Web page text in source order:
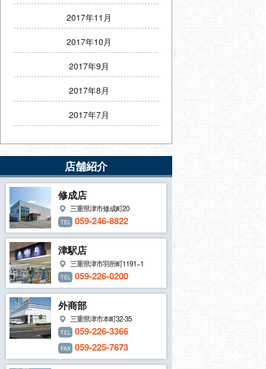
2017年11月
2017年10月
2017年9月
2017年8月
2017年7月
店舗紹介
修成店
三重県津市修成町20
TEL 059-246-8822
津駅店
三重県津市羽所町1191−1
TEL 059-226-0200
外商部
三重県津市本町32-35
TEL 059-226-3366
FAX 059-225-7673